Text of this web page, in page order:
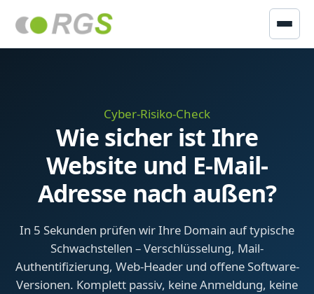
Über uns
Cyber-Check
Support
Kontakt
Cyber-Risiko-Check
Wie sicher ist Ihre
Website und E-Mail-
Adresse nach außen?
In 5 Sekunden prüfen wir Ihre Domain auf typische
Schwachstellen – Verschlüsselung, Mail-
Authentifizierung, Web-Header und offene Software-
Versionen. Komplett passiv, keine Anmeldung, keine